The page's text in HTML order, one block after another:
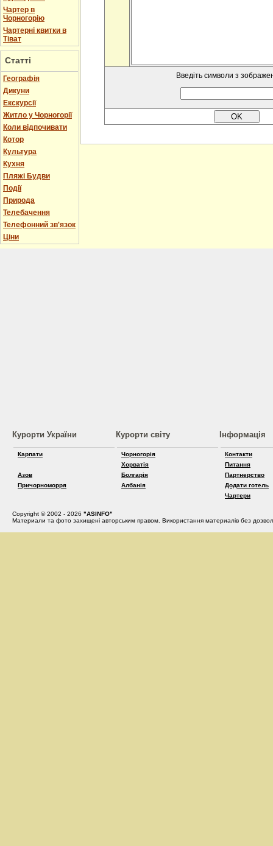
Чартер в
Чорногорію
Чартерні квитки в
Тіват
Статті
Географія
Дикуни
Екскурсії
Житло у Чорногорії
Коли відпочивати
Котор
Культура
Кухня
Пляжі Будви
Події
Природа
Телебачення
Телефонний зв'язок
Ціни
Введіть символи з
Курорти України
Карпати
Азов
Причорноморря
Курорти світу
Чорногорія
Хорватія
Болгарія
Албанія
Інформація
Контакти
Питання
Партнерство
Додати готель
Чартери
Copyright © 2002 - 2026 "ASINFO"
Материали та фото захищені авторським правом. Використання материалів без